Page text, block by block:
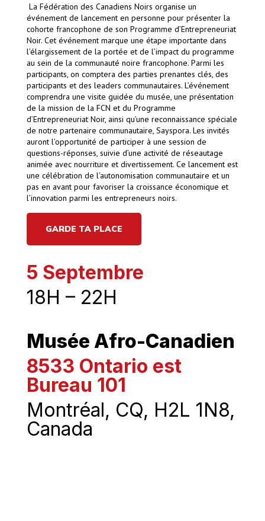
La Fédération des Canadiens Noirs organise un
événement de lancement en personne pour présenter la
cohorte francophone de son Programme d’Entrepreneuriat
Noir. Cet événement marque une étape importante dans
l’élargissement de la portée et de l’impact du programme
au sein de la communauté noire francophone. Parmi les
participants, on comptera des parties prenantes clés, des
participants et des leaders communautaires. L’événement
comprendra une visite guidée du musée, une présentation
de la mission de la FCN et du Programme
d’Entrepreneuriat Noir, ainsi qu’une reconnaissance spéciale
de notre partenaire communautaire, Sayspora. Les invités
auront l’opportunité de participer à une session de
questions-réponses, suivie d’une activité de réseautage
animée avec nourriture et divertissement. Ce lancement est
une célébration de l’autonomisation communautaire et un
pas en avant pour favoriser la croissance économique et
l’innovation parmi les entrepreneurs noirs.
GARDE TA PLACE
5 Septembre
18H – 22H
Musée Afro-Canadien
8533 Ontario est
Bureau 101
Montréal, CQ, H2L 1N8,
Canada